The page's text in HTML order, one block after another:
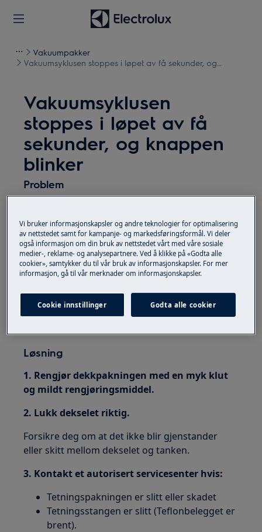
Vakuumpakker
Vakuumsyklusen stoppes i løpet av få sekunder, og
Vakuumsyklusen
stoppes i løpet av få
sekunder, og knappen
blinker
Problem
sekunder og knappen blinker
Luft blir igjen i posen
Gjelder for
Løsning
1. Rengjør dekkpakningen med en myk klut
og mildt rengjøringsmiddel.
2. Lukk dekselet riktig.
Forsikre deg om at det ikke blir gjenstander
eller skitt mellom dekselet og tanken.
3. Kontakt et autorisert servicesenter hvis:
Tetningspakningen er slitt eller skadet
Tetningsstangen er slitt (Teflonbelegget er
brent).
Vi bruker informasjonskapsler og andre teknologier for optimalisering
av nettstedet samt for kampanje- og markedsføringsformål. Vi deler
også informasjon om din bruk av nettstedet vårt med våre sosiale
medier-, reklame- og analysepartnere. Ved å klikke på «Godta alle
cookier», samtykker du til vår bruk av informasjonskapsler. For mer
informasjon, gå til vår merknader om informasjonskapsler.
Cookie innstillinger Godta alle cookier